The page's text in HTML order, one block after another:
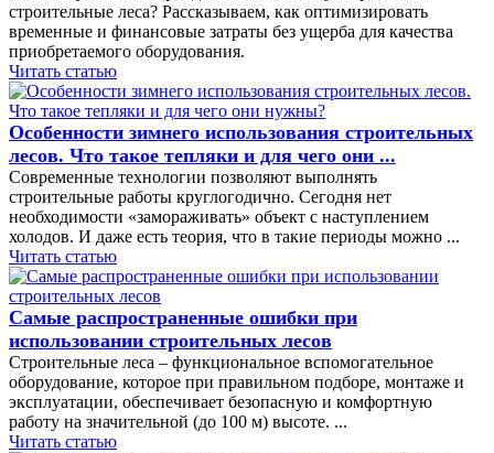
строительные леса? Рассказываем, как оптимизировать
временные и финансовые затраты без ущерба для качества
приобретаемого оборудования.
Читать статью
Особенности зимнего использования строительных
лесов. Что такое тепляки и для чего они ...
Современные технологии позволяют выполнять
строительные работы круглогодично. Сегодня нет
необходимости «замораживать» объект с наступлением
холодов. И даже есть теория, что в такие периоды можно ...
Читать статью
Самые распространенные ошибки при
использовании строительных лесов
Строительные леса – функциональное вспомогательное
оборудование, которое при правильном подборе, монтаже и
эксплуатации, обеспечивает безопасную и комфортную
работу на значительной (до 100 м) высоте. ...
Читать статью